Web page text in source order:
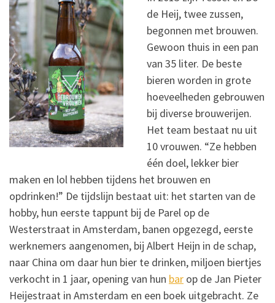
de Heij, twee zussen,
begonnen met brouwen.
Gewoon thuis in een pan
van 35 liter. De beste
bieren worden in grote
hoeveelheden gebrouwen
bij diverse brouwerijen.
Het team bestaat nu uit
10 vrouwen. “Ze hebben
één doel, lekker bier
maken en lol hebben tijdens het brouwen en
opdrinken!” De tijdslijn bestaat uit: het starten van de
hobby, hun eerste tappunt bij de Parel op de
Westerstraat in Amsterdam, banen opgezegd, eerste
werknemers aangenomen, bij Albert Heijn in de schap,
naar China om daar hun bier te drinken, miljoen biertjes
verkocht in 1 jaar, opening van hun bar op de Jan Pieter
Heijestraat in Amsterdam en een boek uitgebracht. Ze